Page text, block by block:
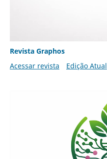
Revista Graphos
Acessar revista
Edição Atual